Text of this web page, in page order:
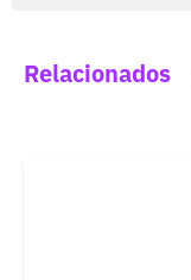
Relacionados